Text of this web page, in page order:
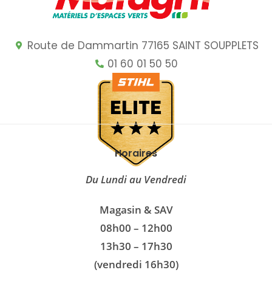
Route de Dammartin 77165 SAINT SOUPPLETS
01 60 01 50 50
Horaires
Du Lundi au Vendredi
Magasin & SAV
08h00 – 12h00
13h30 – 17h30
(vendredi 16h30)